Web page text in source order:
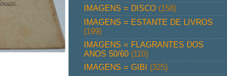
IMAGENS = DISCO (158)
IMAGENS = ESTANTE DE LIVROS
(199)
IMAGENS = FLAGRANTES DOS
ANOS 50/60 (110)
IMAGENS = GIBI
(325)